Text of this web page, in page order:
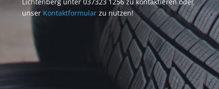
unser Kontaktformularzu nutzen!